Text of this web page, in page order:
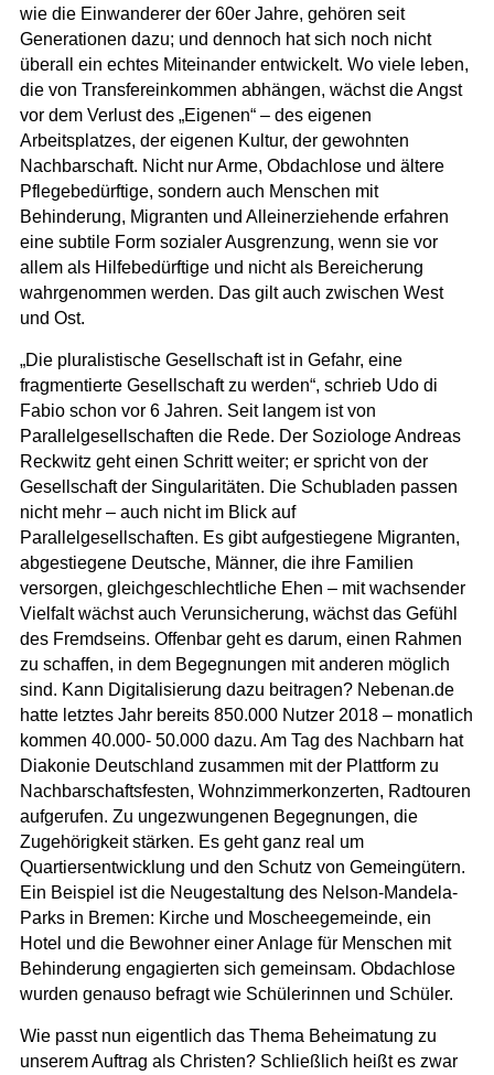
wie die Einwanderer der 60er Jahre, gehören seit
Generationen dazu; und dennoch hat sich noch nicht
überall ein echtes Miteinander entwickelt. Wo viele leben,
die von Transfereinkommen abhängen, wächst die Angst
vor dem Verlust des „Eigenen“ – des eigenen
Arbeitsplatzes, der eigenen Kultur, der gewohnten
Nachbarschaft. Nicht nur Arme, Obdachlose und ältere
Pflegebedürftige, sondern auch Menschen mit
Behinderung, Migranten und Alleinerziehende erfahren
eine subtile Form sozialer Ausgrenzung, wenn sie vor
allem als Hilfebedürftige und nicht als Bereicherung
wahrgenommen werden. Das gilt auch zwischen West
und Ost.
„Die pluralistische Gesellschaft ist in Gefahr, eine
fragmentierte Gesellschaft zu werden“, schrieb Udo di
Fabio schon vor 6 Jahren. Seit langem ist von
Parallelgesellschaften die Rede. Der Soziologe Andreas
Reckwitz geht einen Schritt weiter; er spricht von der
Gesellschaft der Singularitäten. Die Schubladen passen
nicht mehr – auch nicht im Blick auf
Parallelgesellschaften. Es gibt aufgestiegene Migranten,
abgestiegene Deutsche, Männer, die ihre Familien
versorgen, gleichgeschlechtliche Ehen – mit wachsender
Vielfalt wächst auch Verunsicherung, wächst das Gefühl
des Fremdseins. Offenbar geht es darum, einen Rahmen
zu schaffen, in dem Begegnungen mit anderen möglich
sind. Kann Digitalisierung dazu beitragen? Nebenan.de
hatte letztes Jahr bereits 850.000 Nutzer 2018 – monatlich
kommen 40.000- 50.000 dazu. Am Tag des Nachbarn hat
Diakonie Deutschland zusammen mit der Plattform zu
Nachbarschaftsfesten, Wohnzimmerkonzerten, Radtouren
aufgerufen. Zu ungezwungenen Begegnungen, die
Zugehörigkeit stärken. Es geht ganz real um
Quartiersentwicklung und den Schutz von Gemeingütern.
Ein Beispiel ist die Neugestaltung des Nelson-Mandela-
Parks in Bremen: Kirche und Moscheegemeinde, ein
Hotel und die Bewohner einer Anlage für Menschen mit
Behinderung engagierten sich gemeinsam. Obdachlose
wurden genauso befragt wie Schülerinnen und Schüler.
Wie passt nun eigentlich das Thema Beheimatung zu
unserem Auftrag als Christen? Schließlich heißt es zwar